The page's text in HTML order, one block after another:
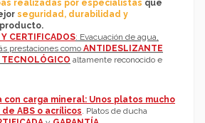
realizadas por especialistas que
seguridad, durabilidad y
CERTIFICADOS: Evacuación de agua,
prestaciones como ANTIDESLIZANTE
altamente reconocido e
con carga mineral: Unos platos mucho
ABS o acrílicos. Platos de ducha